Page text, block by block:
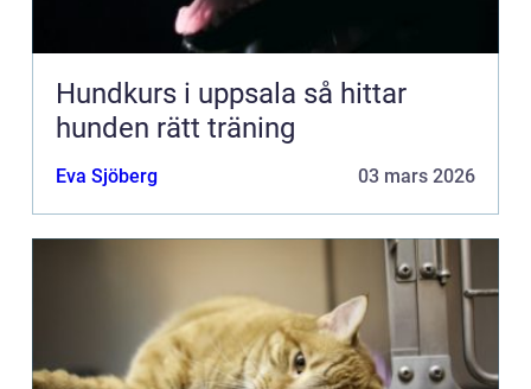
Hundkurs i uppsala så hittar
hunden rätt träning
Eva Sjöberg 03 mars 2026